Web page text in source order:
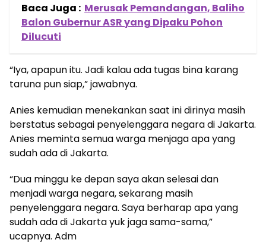
Baca Juga : Merusak Pemandangan, Baliho
Balon Gubernur ASR yang Dipaku Pohon
Dilucuti
“Iya, apapun itu. Jadi kalau ada tugas bina karang
taruna pun siap,” jawabnya.
Anies kemudian menekankan saat ini dirinya masih
berstatus sebagai penyelenggara negara di Jakarta.
Anies meminta semua warga menjaga apa yang
sudah ada di Jakarta.
“Dua minggu ke depan saya akan selesai dan
menjadi warga negara, sekarang masih
penyelenggara negara. Saya berharap apa yang
sudah ada di Jakarta yuk jaga sama-sama,”
ucapnya. Adm